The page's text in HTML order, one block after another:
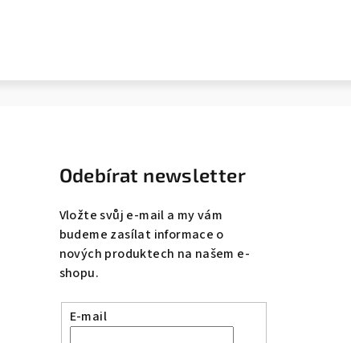
Odebírat newsletter
Vložte svůj e-mail a my vám
budeme zasílat informace o
nových produktech na našem e-
shopu.
E-mail